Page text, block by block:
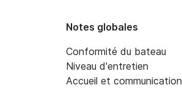
Notes globales
Conformité du bateau
Niveau d'entretien
Accueil et communication